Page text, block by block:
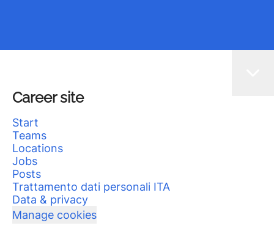
Career site
Start
Teams
Locations
Jobs
Posts
Trattamento dati personali ITA
Data & privacy
Manage cookies